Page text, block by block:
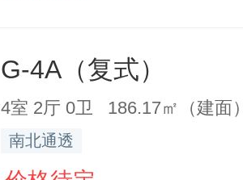
G-4A（复式）
4室 2厅 0卫 186.17㎡（建面
南北通透